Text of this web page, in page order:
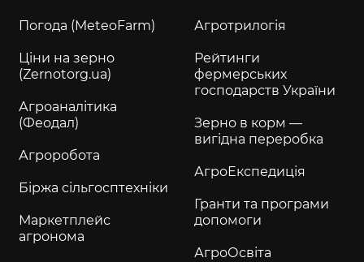
Погода (MeteoFarm)
Ціни на зерно
(Zernotorg.ua)
Агроаналітика
(Феодал)
Агроробота
Біржа сільгосптехніки
Маркетплейс
агронома
Агротрилогія
Рейтинги
фермерських
господарств України
Зерно в корм —
вигідна переробка
АгроЕкспедиція
Гранти та програми
допомоги
АгроОсвіта